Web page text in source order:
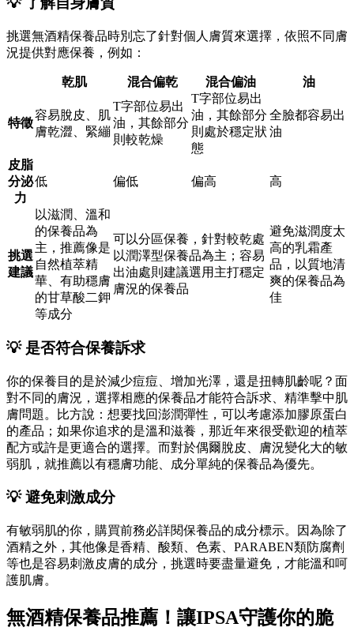
挑選無酒精保養品時別忘了針對個人膚質來選擇，依照不同膚
況提供對應保養，例如：
乾肌 混合偏乾 混合偏油 油
特徵
容易脫皮、肌
膚乾澀、緊繃
T字部位易出
油，其餘部分
則較乾燥
T字部位易出
油，其餘部分
則處於穩定狀
態
全臉都容易出
油
皮脂
分泌
力
低 偏低 偏高 高
挑選
建議
以滋潤、溫和
的保養品為
主，推薦像是
自然植萃精
華、有助穩膚
的甘草酸二鉀
等成分
可以分區保養，針對較乾處
以潤澤型保養品為主；容易
出油處則建議選用主打穩定
膚況的保養品
避免滋潤度太
高的乳霜產
品，以質地清
爽的保養品為
佳
💡 是否符合保養訴求
你的保養目的是於減少痘痘、增加光澤，還是扭轉肌齡呢？面
對不同的膚況，選擇相應的保養品才能符合訴求、精準擊中肌
膚問題。比方說：想要找回澎潤彈性，可以考慮添加膠原蛋白
的產品；如果你追求的是溫和滋養，那近年來很受歡迎的植萃
配方或許是更適合的選擇。而對於偶爾脫皮、膚況變化大的敏
弱肌，就推薦以有穩膚功能、成分單純的保養品為優先。
💡 避免刺激成分
有敏弱肌的你，購買前務必詳閱保養品的成分標示。因為除了
酒精之外，其他像是香精、酸類、色素、PARABEN類防腐劑
等也是容易刺激皮膚的成分，挑選時要盡量避免，才能溫和呵
護肌膚。
無酒精保養品推薦！ 讓IPSA守護你的脆